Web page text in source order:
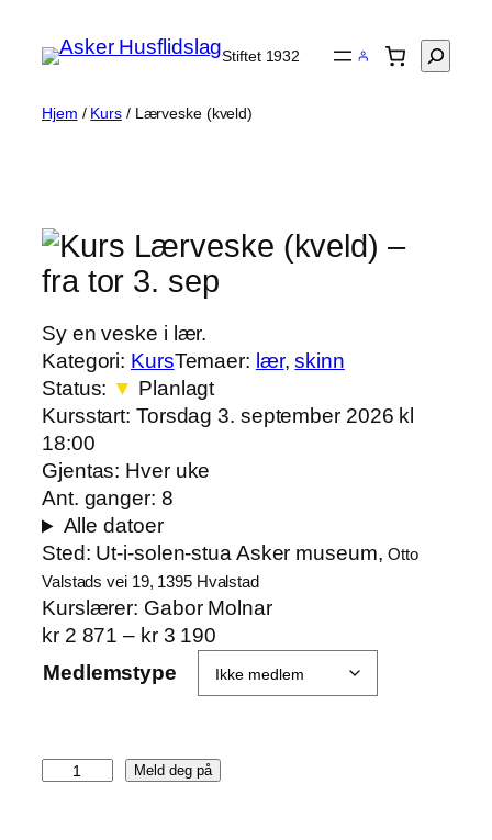
Stiftet 1932 Søk
Hjem / Kurs/ Lærveske (kveld)
Lærveske (kveld) –
fra tor 3. sep
Sy en veske i lær.
Kategori: KursTemaer: lær, skinn
Status: ▼ Planlagt
Kursstart: Torsdag 3. september 2026 kl
18:00
Gjentas: Hver uke
Ant. ganger: 8
Alle datoer
Sted: Ut-i-solen-stua Asker museum,Otto
Valstads vei 19, 1395 Hvalstad
Kurslærer: Gabor Molnar
kr2 871 – kr3 190
i
Medlemstype
Meld deg på